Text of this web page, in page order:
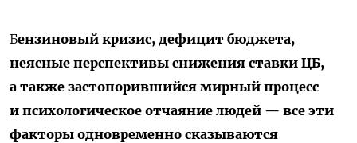
Бензиновый кризис, дефицит бюджета,
неясные перспективы снижения ставки ЦБ,
а также застопорившийся мирный процесс
и психологическое отчаяние людей — все эти
факторы одновременно сказываются